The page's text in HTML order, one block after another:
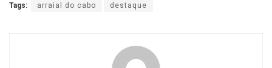
Tags: arraial do cabo destaque